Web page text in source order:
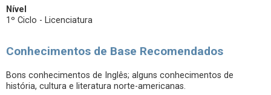
Nível
1º Ciclo - Licenciatura
Conhecimentos de Base Recomendados
Bons conhecimentos de Inglês; alguns conhecimentos de
história, cultura e literatura norte-americanas.